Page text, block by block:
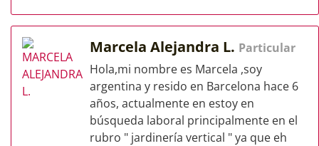
Marcela Alejandra L. Particular
Hola,mi nombre es Marcela ,soy
argentina y resido en Barcelona hace 6
años, actualmente en estoy en
búsqueda laboral principalmente en el
rubro " jardinería vertical " ya que eh